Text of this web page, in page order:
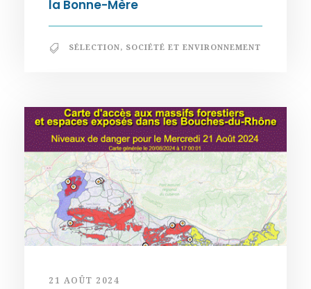
la Bonne-Mère
SÉLECTION, SOCIÉTÉ ET ENVIRONNEMENT
21 AOÛT 2024